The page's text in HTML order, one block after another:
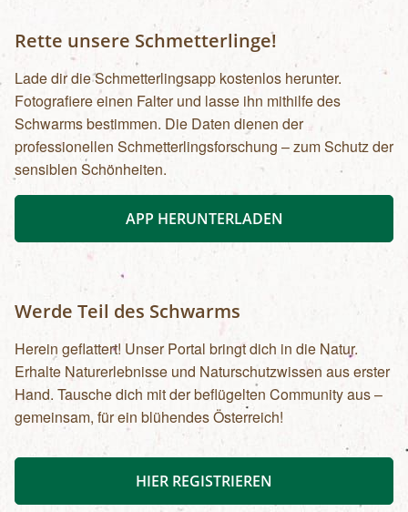
Rette unsere Schmetterlinge!
Lade dir die Schmetterlingsapp kostenlos herunter.
Fotografiere einen Falter und lasse ihn mithilfe des
Schwarms bestimmen. Die Daten dienen der
professionellen Schmetterlingsforschung – zum Schutz der
sensiblen Schönheiten.
APP HERUNTERLADEN
Werde Teil des Schwarms
Herein geflattert! Unser Portal bringt dich in die Natur.
Erhalte Naturerlebnisse und Naturschutzwissen aus erster
Hand. Tausche dich mit der beflügelten Community aus –
gemeinsam, für ein blühendes Österreich!
HIER REGISTRIEREN